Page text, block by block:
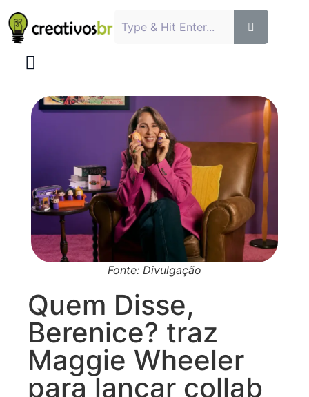
Fonte: Divulgação
Quem Disse,
Berenice? traz
Maggie Wheeler
para lançar collab